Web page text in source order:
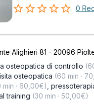
0
Alighieri 81 - 20096
osteopatica di controllo
osteopatica (60 min ·
min · 60,00€)
training (30 min · 50,00€)